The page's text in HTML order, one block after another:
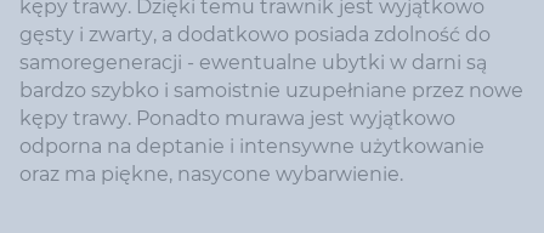
kępy trawy. Dzięki temu trawnik jest wyjątkowo
gęsty i zwarty, a dodatkowo posiada zdolność do
samoregeneracji - ewentualne ubytki w darni są
bardzo szybko i samoistnie uzupełniane przez nowe
kępy trawy. Ponadto murawa jest wyjątkowo
odporna na deptanie i intensywne użytkowanie
oraz ma piękne, nasycone wybarwienie.